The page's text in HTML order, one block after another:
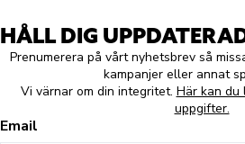
HÅLL DIG
Prenumerera på vårt nyhetsbrev så
kampanjer eller annat
Vi värnar om din integritet. Här kan du
uppgifter.
Email